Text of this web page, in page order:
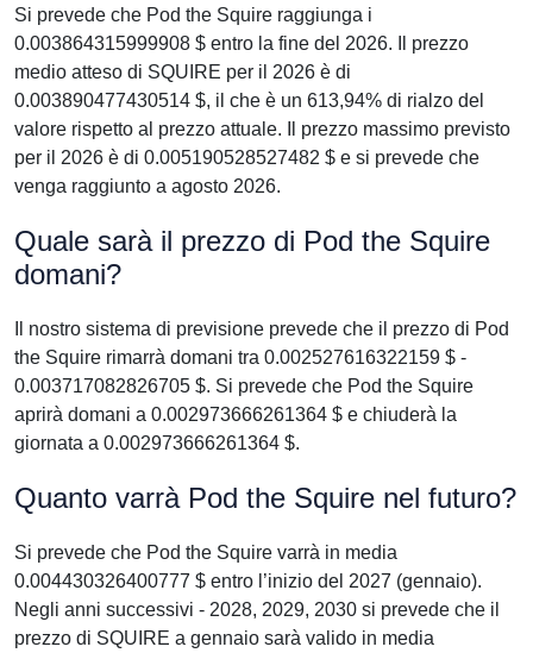
Si prevede che Pod the Squire raggiunga i
0.003864315999908 $ entro la fine del 2026. Il prezzo
medio atteso di SQUIRE per il 2026 è di
0.003890477430514 $, il che è un 613,94% di rialzo del
valore rispetto al prezzo attuale. Il prezzo massimo previsto
per il 2026 è di 0.005190528527482 $ e si prevede che
venga raggiunto a agosto 2026.
Quale sarà il prezzo di Pod the Squire
domani?
Il nostro sistema di previsione prevede che il prezzo di Pod
the Squire rimarrà domani tra 0.002527616322159 $ -
0.003717082826705 $. Si prevede che Pod the Squire
aprirà domani a 0.002973666261364 $ e chiuderà la
giornata a 0.002973666261364 $.
Quanto varrà Pod the Squire nel futuro?
Si prevede che Pod the Squire varrà in media
0.004430326400777 $ entro l’inizio del 2027 (gennaio).
Negli anni successivi - 2028, 2029, 2030 si prevede che il
prezzo di SQUIRE a gennaio sarà valido in media